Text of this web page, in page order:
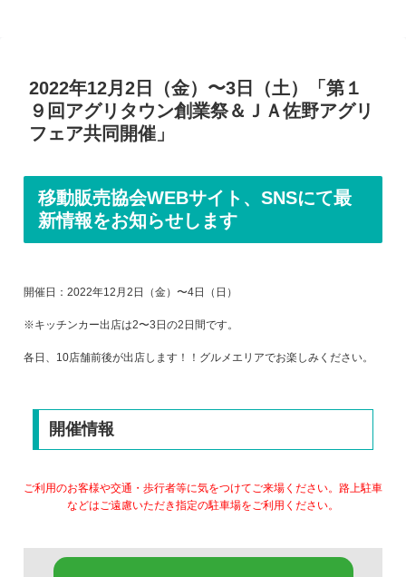
2022年12月2日（金）〜3日（土）「第１
９回アグリタウン創業祭＆ＪＡ佐野アグリ
フェア共同開催」
移動販売協会WEBサイト、SNSにて最
新情報をお知らせします
開催日：2022年12月2日（金）〜4日（日）
※キッチンカー出店は2〜3日の2日間です。
各日、10店舗前後が出店します！！グルメエリアでお楽しみください。
開催情報
ご利用のお客様や交通・歩行者等に気をつけてご来場ください。路上駐車
などはご遠慮いただき指定の駐車場をご利用ください。